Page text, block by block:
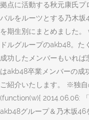
拠点に活動する秋元康氏
バルをルーツとする乃木
を期生別にまとめました
ドルグループのakb48。た
成功したメンバーもいれ
はakb48卒業メンバーの成
ご紹介いたします。 ※独自
(function(w){ 2014.06.06:
akb48グループ＆乃木坂46